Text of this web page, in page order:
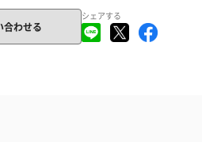
わせる
シェアする